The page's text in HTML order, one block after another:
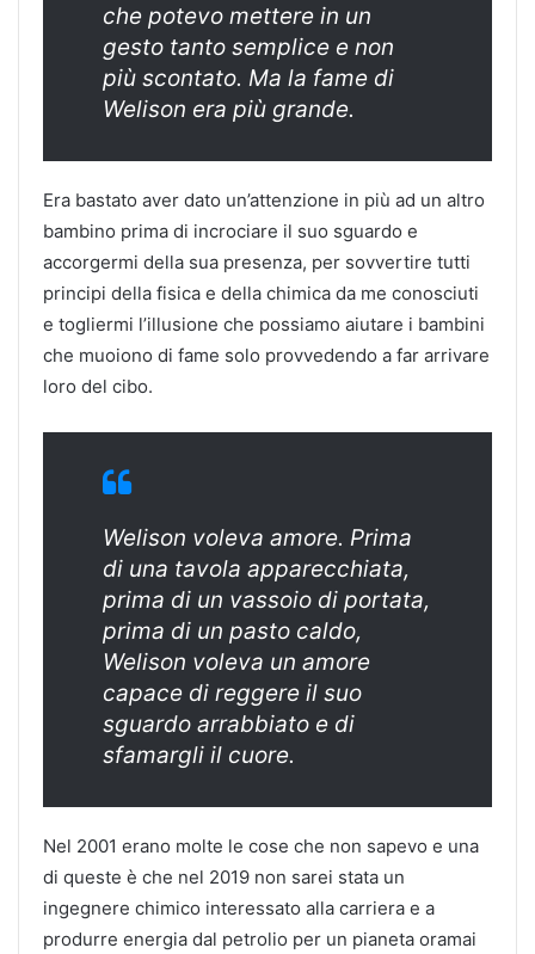
che potevo mettere in un
gesto tanto semplice e non
più scontato. Ma la fame di
Welison era più grande.
Era bastato aver dato un’attenzione in più ad un altro
bambino prima di incrociare il suo sguardo e
accorgermi della sua presenza, per sovvertire tutti
principi della fisica e della chimica da me conosciuti
e togliermi l’illusione che possiamo aiutare i bambini
che muoiono di fame solo provvedendo a far arrivare
loro del cibo.
Welison voleva amore. Prima
di una tavola apparecchiata,
prima di un vassoio di portata,
prima di un pasto caldo,
Welison voleva un amore
capace di reggere il suo
sguardo arrabbiato e di
sfamargli il cuore.
Nel 2001 erano molte le cose che non sapevo e una
di queste è che nel 2019 non sarei stata un
ingegnere chimico interessato alla carriera e a
produrre energia dal petrolio per un pianeta oramai